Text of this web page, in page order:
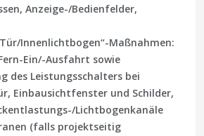
Anzeige-/Bedienfelder,
Tür/Innenlichtbogen“-Maßnahmen:
Ein/-Ausfahrt sowie
des Leistungsschalters bei
Einbausichtfenster und Schilder,
Lichtbogenkanäle
(falls projektseitig